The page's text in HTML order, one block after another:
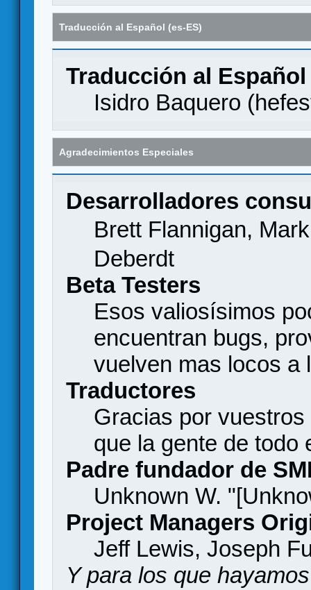
Traducción al Español (es-ES)
Traducción al Español
Isidro Baquero (
Agradecimientos Especiales
Desarrolladores
Brett Flannigan,
Deberdt
Beta Testers
Esos valiosísimos
encuentran bugs,
vuelven mas locos a
Traductores
Gracias por
que la gente de todo
Padre fundador de
Unknown W.
Project Managers
Jeff Lewis, Joseph
Y para los que